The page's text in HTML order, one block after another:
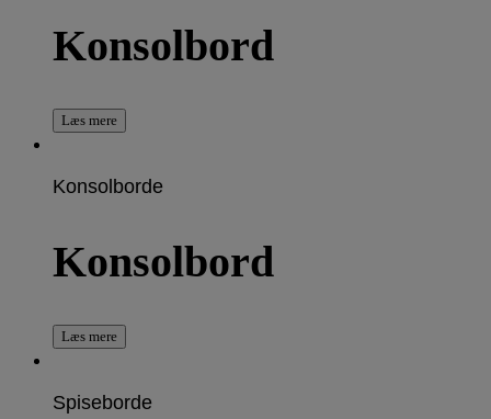
Konsolbord
Læs mere
Konsolborde
Konsolbord
Læs mere
Spiseborde